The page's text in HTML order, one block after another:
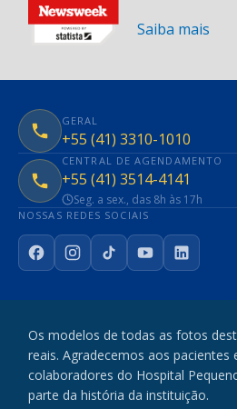
Saiba mais
GERAL
+55 (41) 3310-1010
CENTRAL DE AGENDAMENTO
+55 (41) 3514-4141
Seg. a sex., das 8h às 17h
NOSSAS REDES SOCIAIS
FacebookInstagram
TikTokYouTubeLinkedIn
Os modelos de todas as fotos
reais. Agradecemos aos pacientes
colaboradores do Hospital
parte da história da instituição.